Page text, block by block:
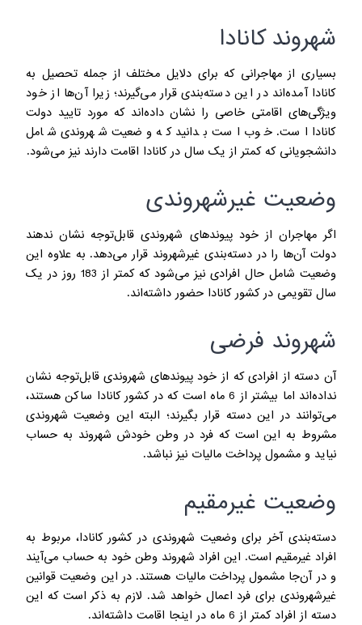
شهروند کانادا
بسیاری از مهاجرانی که برای دلایل مختلف از جمله تحصیل به
کانادا آمده‌اند در این دسته‌بندی قرار می‌گیرند؛ زیرا آن‌ها از خود
ویژگی‌های اقامتی خاصی را نشان داده‌اند که مورد تایید دولت
کانادا است. خوب است بدانید که وضعیت شهروندی شامل
دانشجویانی که کمتر از یک سال در کانادا اقامت دارند نیز می‌شود.
وضعیت غیرشهروندی
اگر مهاجران از خود پیوندهای شهروندی قابل‌توجه نشان ندهند
دولت آن‌ها را در دسته‌بندی غیرشهروند قرار می‌دهد. به علاوه این
وضعیت شامل حال افرادی نیز می‌شود که کمتر از 183 روز در یک
سال تقویمی در کشور کانادا حضور داشته‌اند.
شهروند فرضی
آن دسته از افرادی که از خود پیوندهای شهروندی قابل‌توجه نشان
نداده‌اند اما بیشتر از 6 ماه است که در کشور کانادا ساکن هستند،
می‌توانند در این دسته قرار بگیرند؛ البته این وضعیت شهروندی
مشروط به این است که فرد در وطن خودش شهروند به حساب
نیاید و مشمول پرداخت مالیات نیز نباشد.
وضعیت غیرمقیم
دسته‌بندی آخر برای وضعیت شهروندی در کشور کانادا، مربوط به
افراد غیرمقیم است. این افراد شهروند وطن خود به حساب می‌آیند
و در آن‌جا مشمول پرداخت مالیات هستند. در این وضعیت قوانین
غیرشهروندی برای فرد اعمال خواهد شد. لازم به ذکر است که این
دسته از افراد کمتر از 6 ماه در اینجا اقامت داشته‌اند.